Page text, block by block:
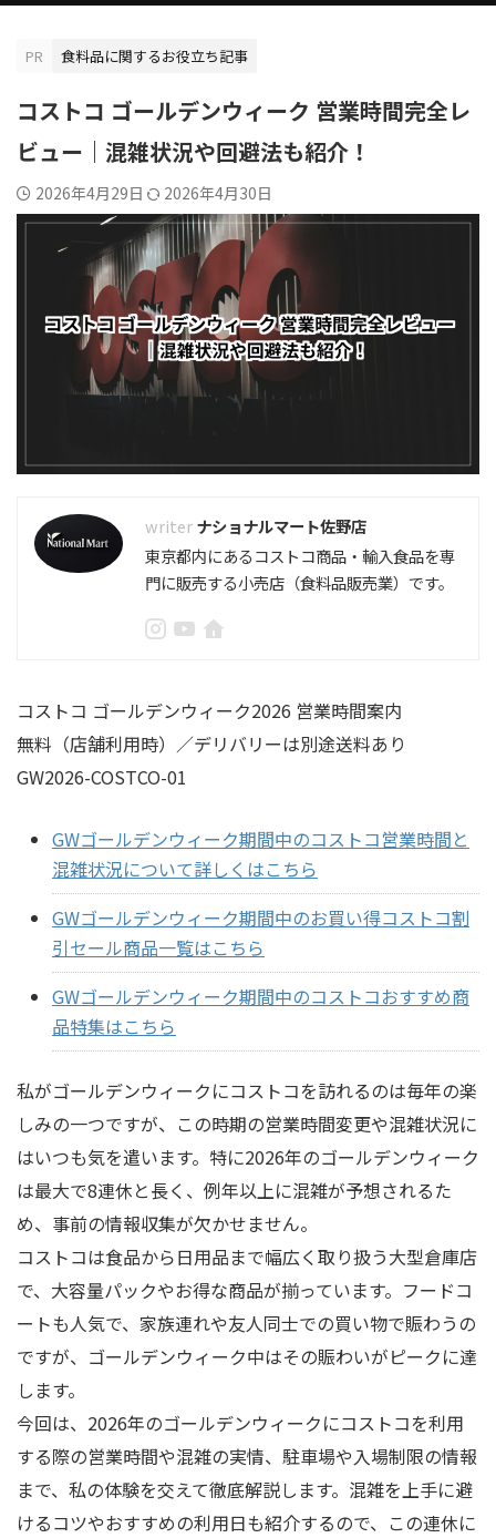
PR 食料品に関するお役立ち記事
コストコ ゴールデンウィーク 営業時間完全レ
ビュー｜混雑状況や回避法も紹介！
2026年4月29日 2026年4月30日
ナショナルマート佐野店
東京都内にあるコストコ商品・輸入食品を専
門に販売する小売店（食料品販売業）です。
コストコ ゴールデンウィーク2026 営業時間案内
無料（店舗利用時）／デリバリーは別途送料あり
GW2026-COSTCO-01
GWゴールデンウィーク期間中のコストコ営業時間と
混雑状況について詳しくはこちら
GWゴールデンウィーク期間中のお買い得コストコ割
引セール商品一覧はこちら
GWゴールデンウィーク期間中のコストコおすすめ商
品特集はこちら
私がゴールデンウィークにコストコを訪れるのは毎年の楽
しみの一つですが、この時期の営業時間変更や混雑状況に
はいつも気を遣います。特に2026年のゴールデンウィーク
は最大で8連休と長く、例年以上に混雑が予想されるた
め、事前の情報収集が欠かせません。
コストコは食品から日用品まで幅広く取り扱う大型倉庫店
で、大容量パックやお得な商品が揃っています。フードコ
ートも人気で、家族連れや友人同士での買い物で賑わうの
ですが、ゴールデンウィーク中はその賑わいがピークに達
します。
今回は、2026年のゴールデンウィークにコストコを利用
する際の営業時間や混雑の実情、駐車場や入場制限の情報
まで、私の体験を交えて徹底解説します。混雑を上手に避
けるコツやおすすめの利用日も紹介するので、この連休に